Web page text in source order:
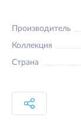
Производитель
Коллекция
Страна